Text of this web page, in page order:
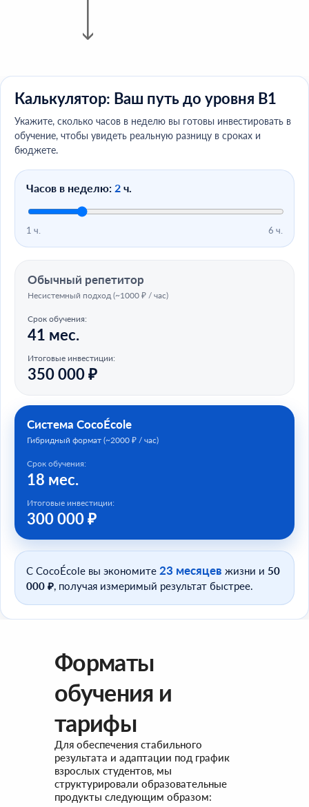
Калькулятор: Ваш путь до уровня B1
Укажите, сколько часов в неделю вы готовы инвестировать в
обучение, чтобы увидеть реальную разницу в сроках и
бюджете.
Часов в неделю: 2 ч.
1 ч. 6 ч.
Обычный репетитор
Несистемный подход (~1000 ₽ / час)
Срок обучения:
41 мес.
Итоговые инвестиции:
350 000 ₽
Система CocoÉcole
Гибридный формат (~2000 ₽ / час)
Срок обучения:
18 мес.
Итоговые инвестиции:
300 000 ₽
С CocoÉcole вы экономите 23 месяцев жизни и 50
000 ₽, получая измеримый результат быстрее.
Форматы
обучения и
тарифы
Для обеспечения стабильного
результата и адаптации под график
взрослых студентов, мы
структурировали образовательные
продукты следующим образом: